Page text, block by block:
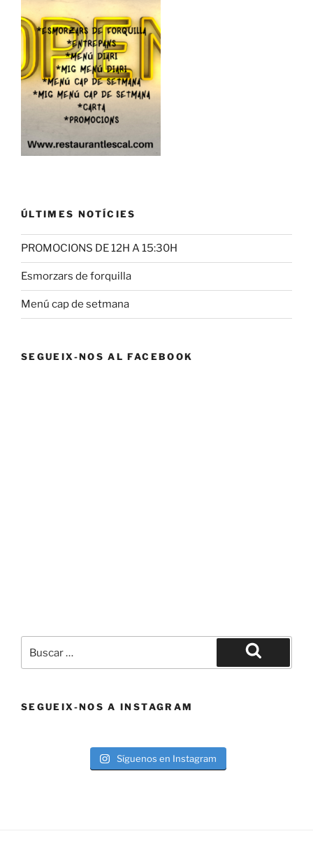
ÚLTIMES NOTÍCIES
PROMOCIONS DE 12H A 15:30H
Esmorzars de forquilla
Menú cap de setmana
SEGUEIX-NOS AL FACEBOOK
por:
Buscar
SEGUEIX-NOS A INSTAGRAM
Síguenos en Instagram